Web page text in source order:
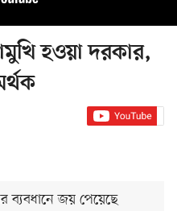
হওয়া দরকার,
ব্যবধানে জয় পেয়েছে